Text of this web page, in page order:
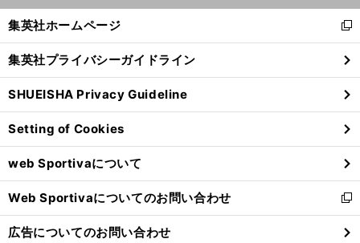
閉
る
集英社ホームページ
新
し
い
ウ
ィ
ン
ド
ウ
で
開
く
集英社プライバシーガイドライン
SHUEISHA Privacy Guideline
Setting of Cookies
web Sportivaについて
Web Sportivaについてのお問い合わせ
新
し
い
広告についてのお問い合わせ